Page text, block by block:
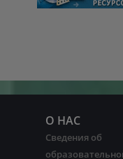
О НАС
Сведения об